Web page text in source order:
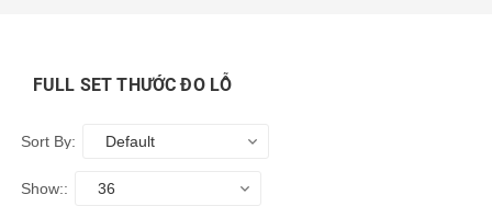
FULL SET THƯỚC ĐO LỖ
Sort By: Default
Show:: 36